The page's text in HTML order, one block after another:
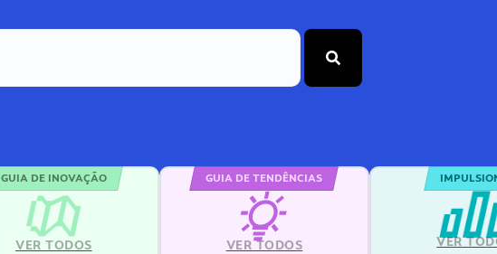
GUIA DE INOVAÇÃO
VER TODOS
GUIA DE TENDÊNCIAS
VER TODOS VER